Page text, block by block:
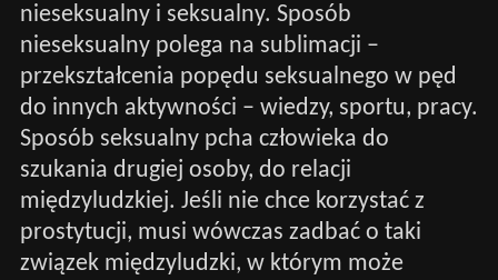
nieseksualny i seksualny. Sposób
nieseksualny polega na sublimacji –
przekształcenia popędu seksualnego w pęd
do innych aktywności – wiedzy, sportu, pracy.
Sposób seksualny pcha człowieka do
szukania drugiej osoby, do relacji
międzyludzkiej. Jeśli nie chce korzystać z
prostytucji, musi wówczas zadbać o taki
związek międzyludzki, w którym może